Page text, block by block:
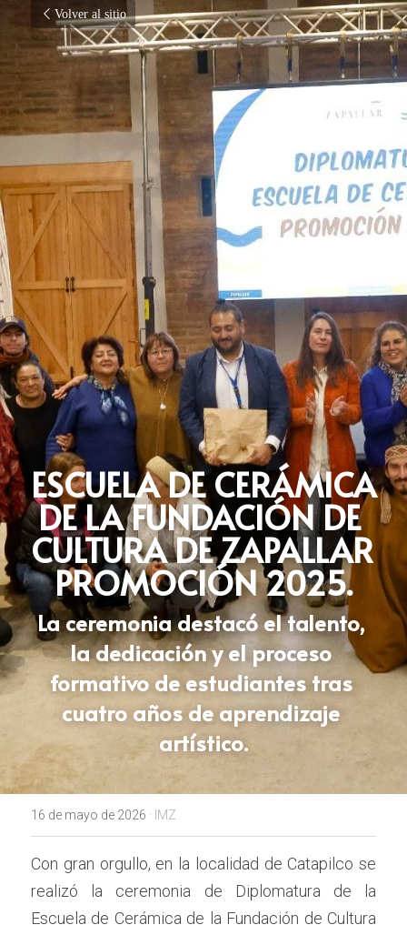
Volver al sitio
ESCUELA DE CERÁMICA
DE LA FUNDACIÓN DE
CULTURA DE ZAPALLAR
PROMOCIÓN 2025.
La ceremonia destacó el talento,
la dedicación y el proceso
formativo de estudiantes tras
cuatro años de aprendizaje
artístico.
16 de mayo de 2026 · IMZ
Con gran orgullo, en la localidad de Catapilco se
realizó la ceremonia de Diplomatura de la
Escuela de Cerámica de la Fundación de Cultura